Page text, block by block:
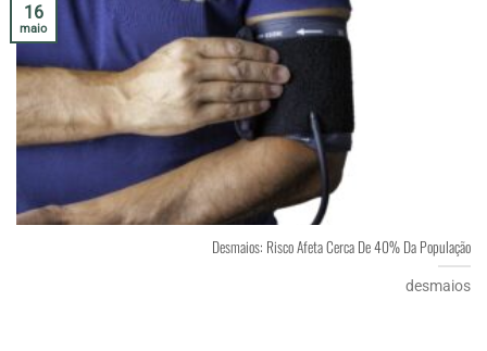
Desmaios: Risco Afeta Cerca De 40% Da População
desmaios
16
maio